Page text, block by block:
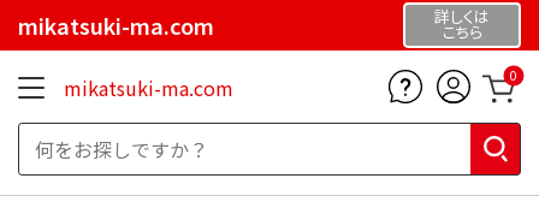
mikatsuki-ma.com 詳しくは
こちら
mikatsuki-ma.com 0